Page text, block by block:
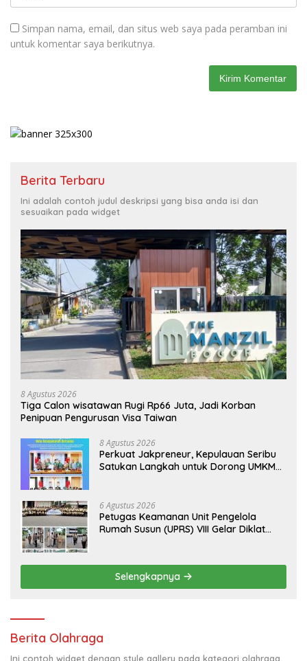
Simpan nama, email, dan situs web saya pada peramban ini
untuk komentar saya berikutnya.
Berita Terbaru
Ini adalah contoh judul deskripsi yang bisa anda isi dan
sesuaikan pada widget
8 Agustus 2026
Tiga Calon wisatawan Rugi Rp66 Juta, Jadi Korban
Penipuan Pengurusan Visa Taiwan
8 Agustus 2026
Perkuat Jakpreneur, Kepulauan Seribu
Satukan Langkah untuk Dorong UMKM
6 Agustus 2026
Petugas Keamanan Unit Pengelola
Rumah Susun (UPRS) VIII Gelar Diklat
Bhabinkamtibmas Polda Metro Jaya*
Selengkapnya
Berita Olahraga
Ini contoh widget dengan style gallery pada kategori olahraga,